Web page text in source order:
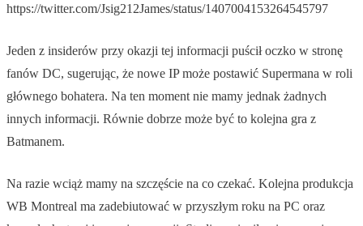
https://twitter.com/Jsig212James/status/1407004153264545797
Jeden z insiderów przy okazji tej informacji puścił oczko w stronę
fanów DC, sugerując, że nowe IP może postawić Supermana w roli
głównego bohatera. Na ten moment nie mamy jednak żadnych
innych informacji. Równie dobrze może być to kolejna gra z
Batmanem.
Na razie wciąż mamy na szczęście na co czekać. Kolejna produkcja
WB Montreal ma zadebiutować w przyszłym roku na PC oraz